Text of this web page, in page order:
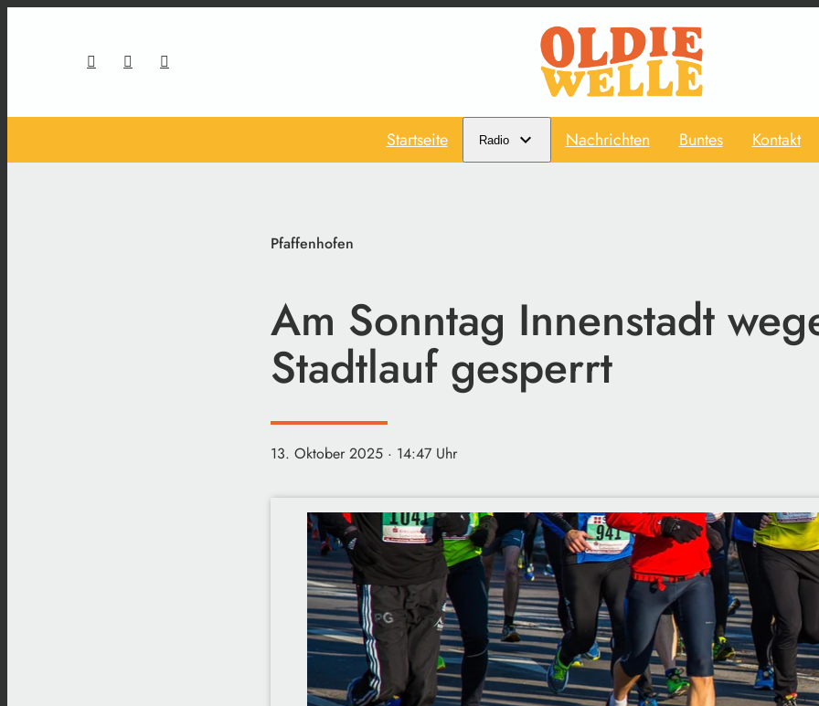
Startseite Radio Nachrichten Buntes Kontakt
Pfaffenhofen
Am Sonntag Innenstadt
Stadtlauf gesperrt
13. Oktober 2025 · 14:47 Uhr